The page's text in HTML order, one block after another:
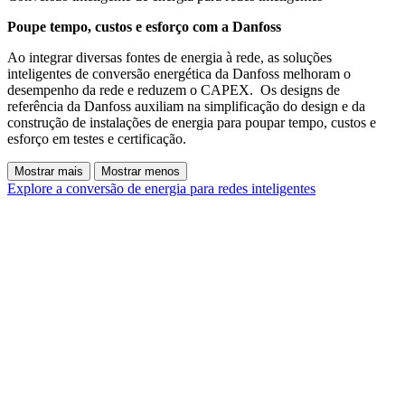
Poupe tempo, custos e esforço com a Danfoss
Ao integrar diversas fontes de energia à rede, as soluções
inteligentes de conversão energética da Danfoss melhoram o
desempenho da rede e reduzem o CAPEX. Os designs de
referência da Danfoss auxiliam na simplificação do design e da
construção de instalações de energia para poupar tempo, custos e
esforço em testes e certificação.
Mostrar mais Mostrar menos
Explore a conversão de energia para redes inteligentes